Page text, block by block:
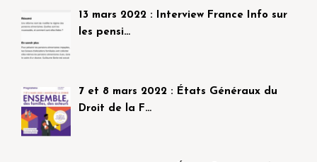
13 mars 2022 : Interview France Info sur
les pensi…
7 et 8 mars 2022 : États Généraux du
Droit de la F…